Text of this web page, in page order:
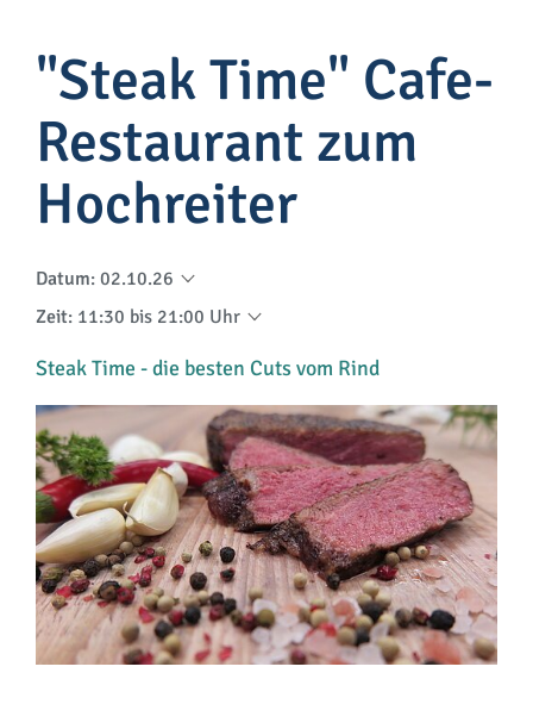
"Steak Time" Cafe-
Restaurant zum
Hochreiter
Datum: 02.10.26
Zeit: 11:30 bis 21:00 Uhr
Steak Time - die besten Cuts vom Rind